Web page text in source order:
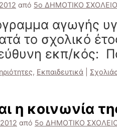
από 5ο ΔΗΜΟΤΙΚΟ
αγωγής
το σχολικό
εκπ/κός:
, Εκπαιδευτικά
η κοινωνία
από 5ο ΔΗΜΟΤΙΚΟ